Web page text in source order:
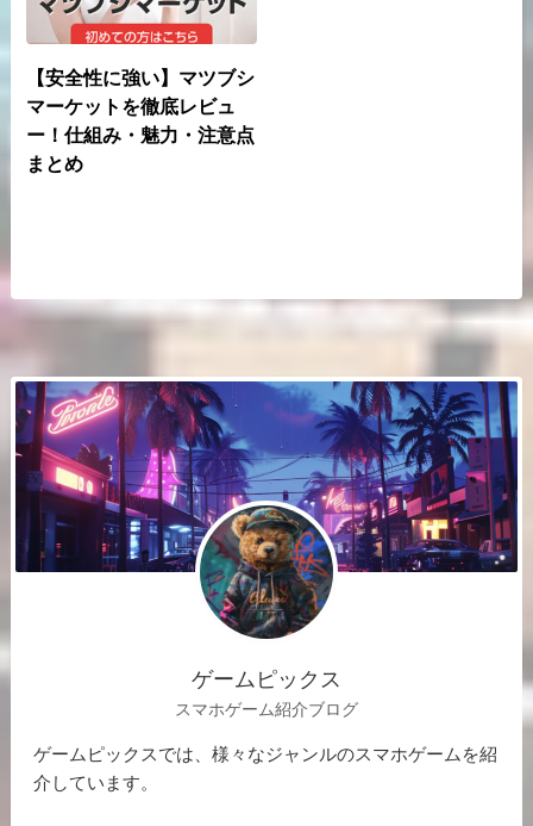
【安全性に強い】マツブシ
マーケットを徹底レビュ
ー！仕組み・魅力・注意点
まとめ
ゲームピックス
スマホゲーム紹介ブログ
ゲームピックスでは、様々なジャンルのスマホゲームを紹
介しています。